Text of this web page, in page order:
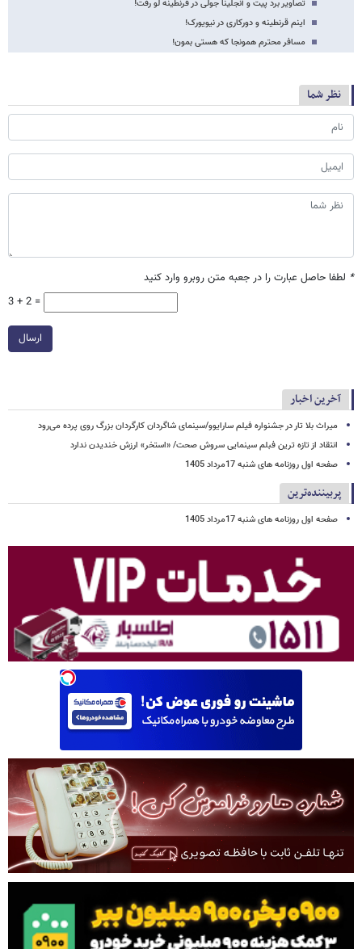
تصاویر برد پیت و آنجلینا جولی در قرنطینه لو رفت!
اینم قرنطینه و دورکاری در نیویورک!
مسافر محترم همونجا که هستی بمون!
نظر شما
* لطفا حاصل عبارت را در جعبه متن روبرو وارد کنید
3 + 2 =
ارسال
آخرین اخبار
میراث بلا تار در جشنواره فیلم سارایوو/سینمای شاگردان کارگردان بزرگ روی پرده می‌رود
انتقاد از تازه ترین فبلم سینمایی سروش صحت/ «استخر» ارزش خندیدن ندارد
صفحه اول روزنامه های شنبه 17مرداد 1405
پربیننده‌ترین
صفحه اول روزنامه های شنبه 17مرداد 1405